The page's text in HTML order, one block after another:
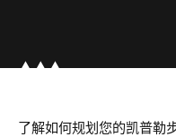
了解如何规划您的凯普勒